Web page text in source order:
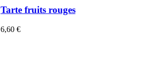
Tarte fruits rouges
6,60 €